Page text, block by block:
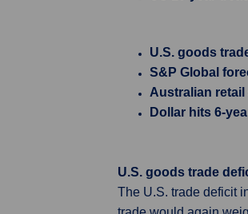
U.S. goods
S&P Global
Australian
Dollar hits 6-
U.S. goods trade
The U.S. trade deficit